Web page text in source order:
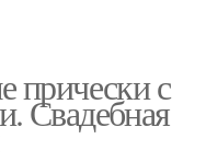
прически с
Свадебная